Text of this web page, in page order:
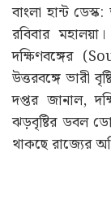
বাংলা হান্ট
রবিবার
দক্ষিণবঙ্গের
উত্তরবঙ্গে ভারী
দপ্তর জানাল,
ঝড়়বৃষ্টির ডবল
থাকছে রাজ্যের